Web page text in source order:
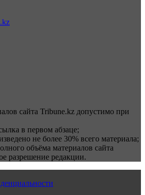
сайта Tribune.kz допустимо при
в первом абзаце;
не более 30% всего материала;
объёма материалов сайта
разрешение редакции.